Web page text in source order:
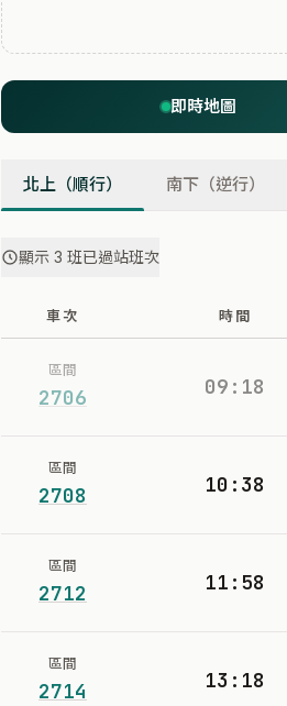
即時地圖
北上（順行） 南下（逆行）
顯示 3 班已過站班次
車次 時間
區間
2706 09:18
區間
2708 10:38
區間
2712 11:58
區間
2714 13:18